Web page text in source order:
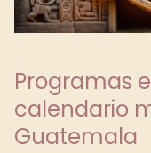
Programas
calendario
Guatemala